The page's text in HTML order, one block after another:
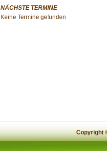
NÄCHSTE TERMINE
Keine Termine gefunden
Copyright